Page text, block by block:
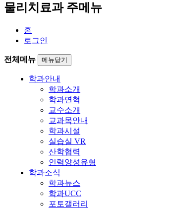
물리치료과 주메뉴
홈
로그인
전체메뉴 메뉴닫기
학과안내
학과소개
학과연혁
교수소개
교과목안내
학과시설
실습실 VR
산학협력
인력양성유형
학과소식
학과뉴스
학과UCC
포토갤러리